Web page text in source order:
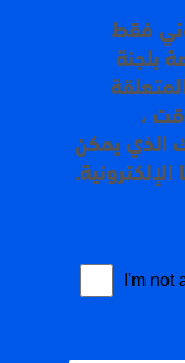
فقط
بلجنة
،
الذي يمكن